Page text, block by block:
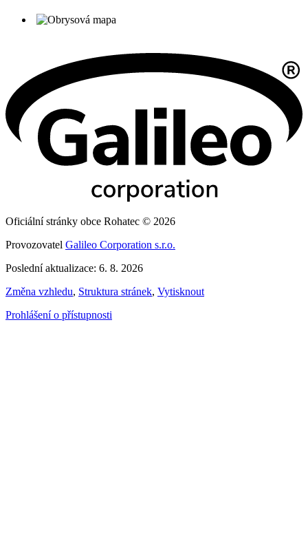
Oficiální stránky obce Rohatec © 2026
Provozovatel Galileo Corporation s.r.o.
Poslední aktualizace: 6. 8. 2026
Změna vzhledu, Struktura stránek, Vytisknout
Prohlášení o přístupnosti